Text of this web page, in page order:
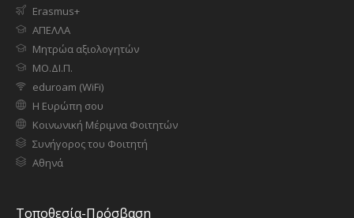
Erasmus+
ΑΠΕΛΛΑ
Μητρώα αξιολογητών
ΜΟ.ΔΙ.Π.
eduroam (WiFi)
Η Ευρώπη σου
Κοινωνική Μέριμνα Φοιτητών
Συνήγορος του Φοιτητή
Αθηνά
Τοποθεσία-Πρόσβαση